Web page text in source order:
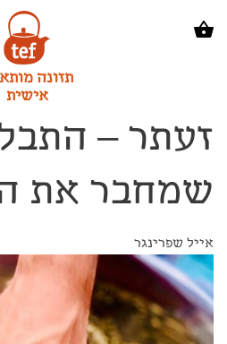
תזונה
אישית
זעתר –
שמחבר את
אייל שפרינגר